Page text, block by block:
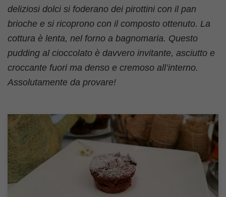
deliziosi dolci si foderano dei pirottini con il pan
brioche e si ricoprono con il composto ottenuto. La
cottura è lenta, nel forno a bagnomaria. Questo
pudding al cioccolato è davvero invitante, asciutto e
croccante fuori ma denso e cremoso all’interno.
Assolutamente da provare!